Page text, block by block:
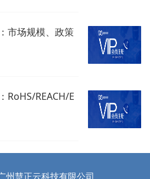
市场规模、政策
RoHS/REACH/E
州慧正云科技有限公司